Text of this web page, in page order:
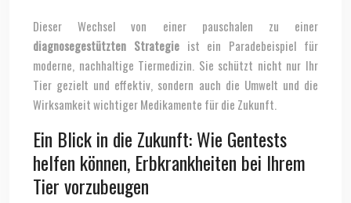
Dieser Wechsel von einer pauschalen zu einer
diagnosegestützten Strategieist ein Paradebeispiel für
moderne, nachhaltige Tiermedizin. Sie schützt nicht nur Ihr
Tier gezielt und effektiv, sondern auch die Umwelt und die
Wirksamkeit wichtiger Medikamente für die Zukunft.
Ein Blick in die Zukunft: Wie Gentests
helfen können, Erbkrankheiten bei Ihrem
Tier vorzubeugen